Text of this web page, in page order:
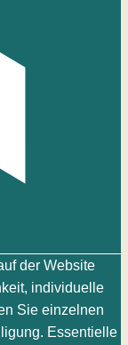
der Website
individuelle
Sie einzelnen
Essentielle